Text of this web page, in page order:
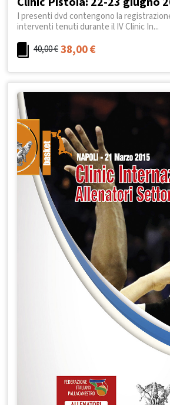
I presenti dvd contengono la
interventi tenuti durante il IV Clinic In...
40,00€38,00€